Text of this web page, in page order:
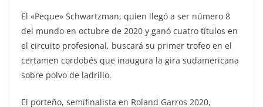
El «Peque» Schwartzman, quien llegó a ser número 8
del mundo en octubre de 2020 y ganó cuatro títulos en
el circuito profesional, buscará su primer trofeo en el
certamen cordobés que inaugura la gira sudamericana
sobre polvo de ladrillo.
El porteño, semifinalista en Roland Garros 2020,